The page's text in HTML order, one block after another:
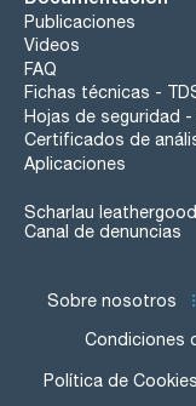
Publicaciones
Videos
FAQ
Fichas técnicas -
Hojas de seguridad -
Certificados de
Aplicaciones
Scharlau
Canal de denuncias
Sobre nosotros
Condiciones
Política de Cookies